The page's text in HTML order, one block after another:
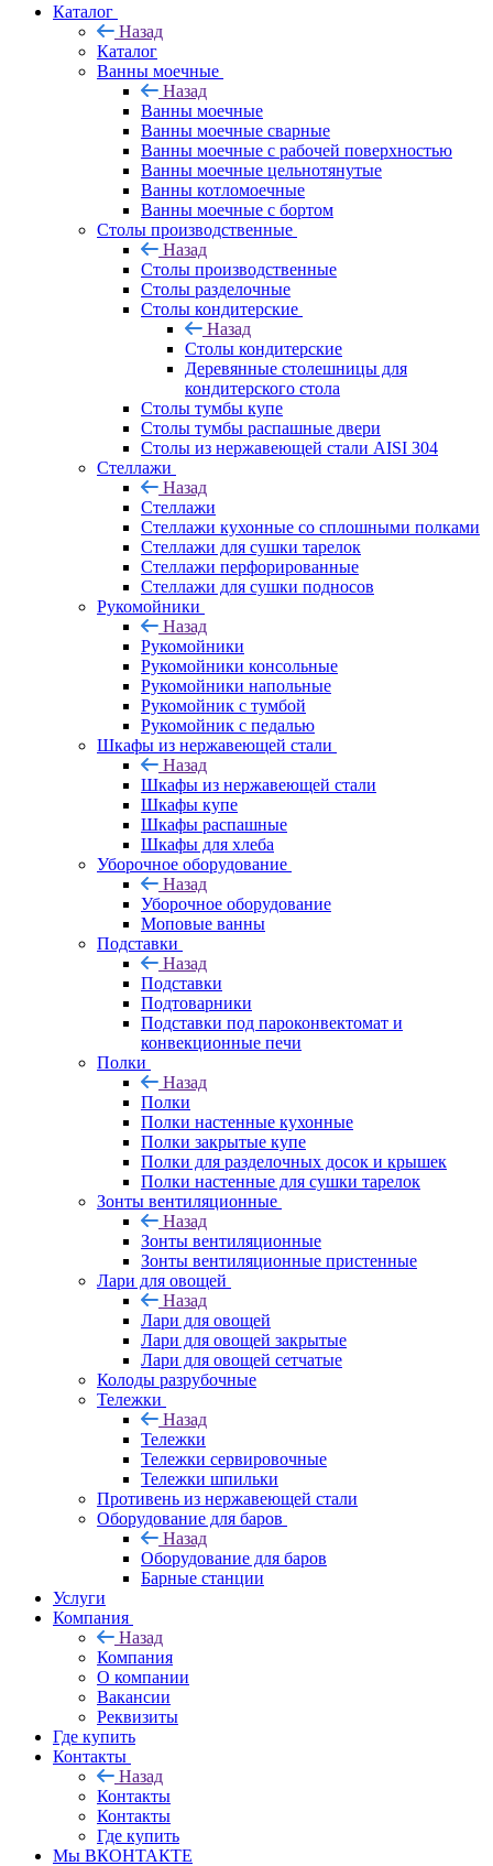
Каталог
Назад
Каталог
Ванны моечные
Назад
Ванны моечные
Ванны моечные сварные
Ванны моечные с рабочей поверхностью
Ванны моечные цельнотянутые
Ванны котломоечные
Ванны моечные с бортом
Столы производственные
Назад
Столы производственные
Столы разделочные
Столы кондитерские
Назад
Столы кондитерские
Деревянные столешницы для
кондитерского стола
Столы тумбы купе
Столы тумбы распашные двери
Столы из нержавеющей стали AISI 304
Стеллажи
Назад
Стеллажи
Стеллажи кухонные со сплошными полками
Стеллажи для сушки тарелок
Стеллажи перфорированные
Стеллажи для сушки подносов
Рукомойники
Назад
Рукомойники
Рукомойники консольные
Рукомойники напольные
Рукомойник с тумбой
Рукомойник с педалью
Шкафы из нержавеющей стали
Назад
Шкафы из нержавеющей стали
Шкафы купе
Шкафы распашные
Шкафы для хлеба
Уборочное оборудование
Назад
Уборочное оборудование
Моповые ванны
Подставки
Назад
Подставки
Подтоварники
Подставки под пароконвектомат и
конвекционные печи
Полки
Назад
Полки
Полки настенные кухонные
Полки закрытые купе
Полки для разделочных досок и крышек
Полки настенные для сушки тарелок
Зонты вентиляционные
Назад
Зонты вентиляционные
Зонты вентиляционные пристенные
Лари для овощей
Назад
Лари для овощей
Лари для овощей закрытые
Лари для овощей сетчатые
Колоды разрубочные
Тележки
Назад
Тележки
Тележки сервировочные
Тележки шпильки
Противень из нержавеющей стали
Оборудование для баров
Назад
Оборудование для баров
Барные станции
Услуги
Компания
Назад
Компания
О компании
Вакансии
Реквизиты
Где купить
Контакты
Назад
Контакты
Контакты
Где купить
Мы ВКОНТАКТЕ